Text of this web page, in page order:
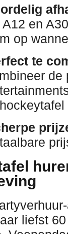
A12 en
op
te
de
liefst